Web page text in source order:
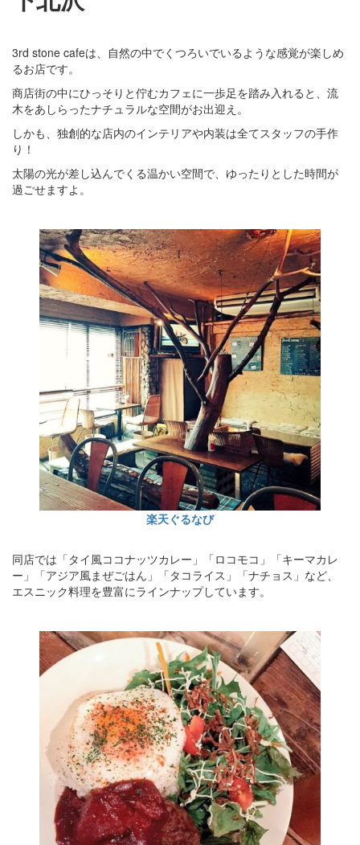
3rd stone cafeは、自然の中でくつろいでいるような感覚が楽しめ
るお店です。
商店街の中にひっそりと佇むカフェに一歩足を踏み入れると、流
木をあしらったナチュラルな空間がお出迎え。
しかも、独創的な店内のインテリアや内装は全てスタッフの手作
り！
太陽の光が差し込んでくる温かい空間で、ゆったりとした時間が
過ごせますよ。
楽天ぐるなび
同店では「タイ風ココナッツカレー」「ロコモコ」「キーマカレ
ー」「アジア風まぜごはん」「タコライス」「ナチョス」など、
エスニック料理を豊富にラインナップしています。